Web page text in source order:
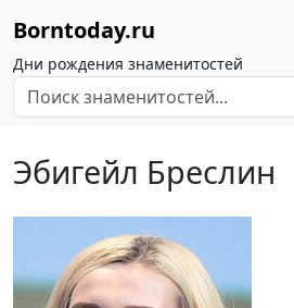
Borntoday.ru
Дни рождения знаменитостей
Эбигейл Бреслин